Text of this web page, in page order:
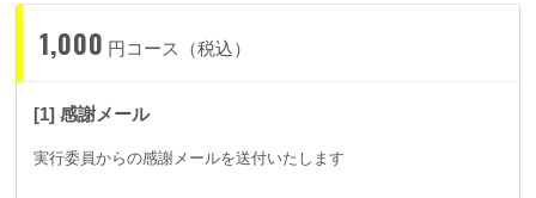
1,000 円コース（税込）
[1] 感謝メール
実行委員からの感謝メールを送付いたします